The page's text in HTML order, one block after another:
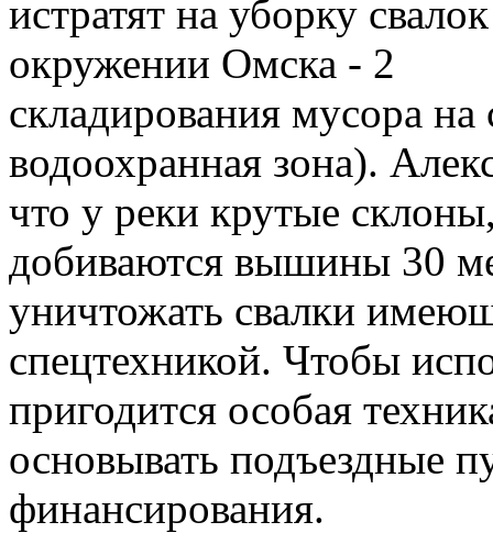
складирования мусора
водоохранная зона).
что у реки крутые
добиваются вышины 30
уничтожать свалки
спецтехникой. Чтобы
пригодится особая
основывать подъездные
финансирования.